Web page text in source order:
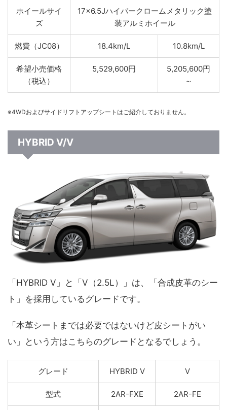
ホイールサイ
ズ
17×6.5Jハイパークロームメタリック塗
装アルミホイール
燃費（JC08） 18.4km/L 10.8km/L
希望小売価格
（税込）
5,529,600円
5,205,600円
～
※4WDおよびサイドリフトアップシートはご紹介しておりません。
HYBRID V/V
「HYBRID V」と「V（2.5L）」は、「合成皮革のシー
ト」を採用しているグレードです。
「本革シートまでは必要ではないけど皮シートがい
い」という方はこちらのグレードとなるでしょう。
グレード HYBRID V V
型式 2AR-FXE 2AR-FE